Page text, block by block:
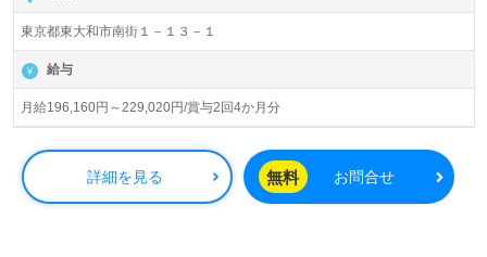
健施設東大和ケアセンター』社会医療法人財団大和会様の
運営です。東大和市内に病院、クリニック、リハビリテー
ション、訪問看護/介護、居宅介護支援、地域包括支援セン
ターを展開されています。『その人らしさを支える介護』
『"ひと"と"ひと"をつなぐおもいやり』を大切にされている
法人様です。
◎『リハビリ×チーム医療』で在宅復帰や長期療養をサポ
ート！あたたかで安心の介護支援を提供されている施設
東京都東大和市南街１－１３－１
給与
月給196,160円～229,020円/賞与2回4か月分
詳細を見る 無料 お問合せ